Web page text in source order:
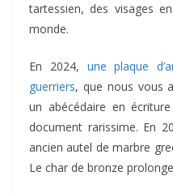
tartessien, des visages
monde.
En 2024, une plaque
guerriers, que nous vous
un abécédaire en
document rarissime. En
ancien autel de marbre
Le char de bronze